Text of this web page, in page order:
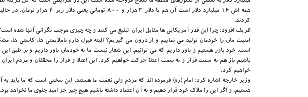
كردند.
امنیت مان را خودمان تولید می نماییم و از درون می گیریم؟ البته قبول دارم ناملایمتی ها، كاستی ها،
است. خود باور هستیم و باور داریم كه می توانیم. این شعار نیست ما به خودمان باور داریم و بر طبق
باشیم باز هم به سمت فراز و به سمت اعتلا حركت خواهیم كرد. این اعتلا و فراز را محققان و مردم ایران
خواهیم كرد.
وزیر خارجه اشاره كرد: امام (ره) فرموده اند كه مردم ولی نعمت ما هستند. این سخنی است كه ما باید به
هستیم. و اگر این را ملاك خود قرار دهیم و به آن اعتماد داشته باشیم هیچ چیز جز امید جلوی ما نخواهد بود.